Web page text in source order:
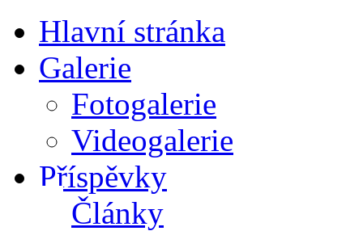
Hlavní stránka
Galerie
Fotogalerie
Videogalerie
Příspěvky
Články